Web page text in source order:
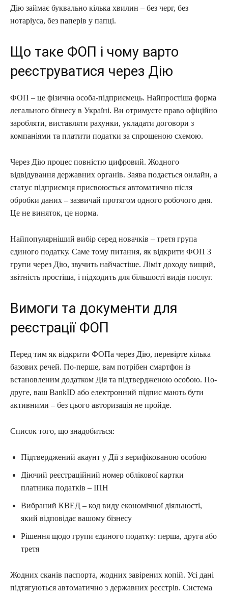
Дію займає буквально кілька хвилин – без черг, без
нотаріуса, без паперів у папці.
Що таке ФОП і чому варто
реєструватися через Дію
ФОП – це фізична особа-підприємець. Найпростіша форма
легального бізнесу в Україні. Ви отримуєте право офіційно
заробляти, виставляти рахунки, укладати договори з
компаніями та платити податки за спрощеною схемою.
Через Дію процес повністю цифровий. Жодного
відвідування державних органів. Заява подається онлайн, а
статус підприємця присвоюється автоматично після
обробки даних – зазвичай протягом одного робочого дня.
Це не виняток, це норма.
Найпопулярніший вибір серед новачків – третя група
єдиного податку. Саме тому питання, як відкрити ФОП 3
групи через Дію, звучить найчастіше. Ліміт доходу вищий,
звітність простіша, і підходить для більшості видів послуг.
Вимоги та документи для
реєстрації ФОП
Перед тим як відкрити ФОПа через Дію, перевірте кілька
базових речей. По-перше, вам потрібен смартфон із
встановленим додатком Дія та підтвердженою особою. По-
друге, ваш BankID або електронний підпис мають бути
активними – без цього авторизація не пройде.
Список того, що знадобиться:
Підтверджений акаунт у Дії з верифікованою особою
Діючий реєстраційний номер облікової картки
платника податків – ІПН
Вибраний КВЕД – код виду економічної діяльності,
який відповідає вашому бізнесу
Рішення щодо групи єдиного податку: перша, друга або
третя
Жодних сканів паспорта, жодних завірених копій. Усі дані
підтягуються автоматично з державних реєстрів. Система